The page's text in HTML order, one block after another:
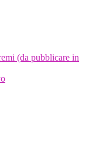
(da pubblicare in